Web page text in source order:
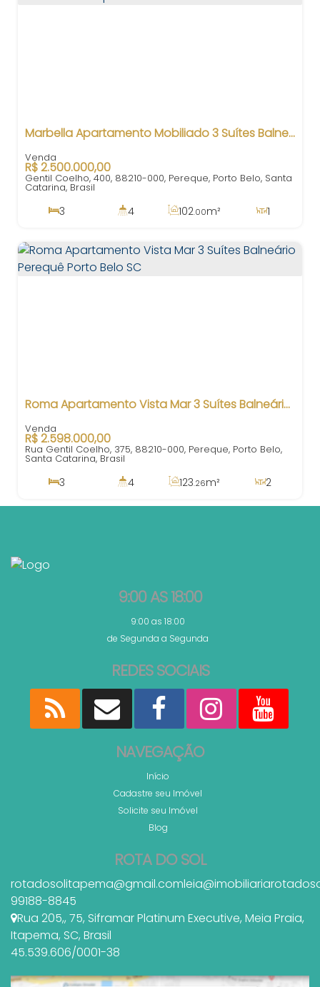
Marbella Apartamento Mobiliado 3 Suítes Balneário Perequê Porto Belo SC
R$2.500.000,00
Gentil Coelho, 400, 88210-000, Pereque, Porto Belo, Santa
Catarina, Brasil
3 4 102.00m²
1
Roma Apartamento Vista Mar 3 Suítes Balneário Perequê Porto Belo SC
R$2.598.000,00
Rua Gentil Coelho, 375, 88210-000, Pereque, Porto Belo,
Santa Catarina, Brasil
3 4 123.26m²
2
9:00 AS 18:00
9:00 as 18:00
de Segunda a Segunda
REDES SOCIAIS
NAVEGAÇÃO
Início
Cadastre seu Imóvel
Solicite seu Imóvel
Blog
ROTA DO SOL
rotadosolitapema@gmail.com
99188-8845
Rua 205,, 75, Siframar Platinum Executive, Meia Praia,
Itapema, SC, Brasil
45.539.606/0001-38